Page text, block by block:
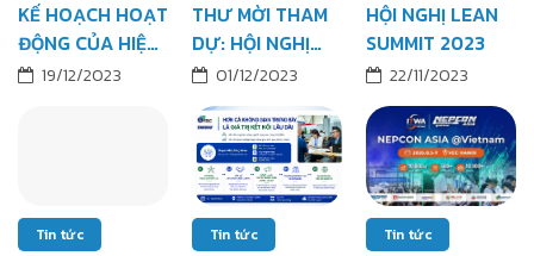
KẾ HOẠCH HOẠT
ĐỘNG CỦA HIỆP
HỘI CÔNG
19/12/2023
THƯ MỜI THAM
DỰ: HỘI NGHỊ
TỔNG KẾT HOẠT
ĐỘNG VASI NĂM
2023 & VASI CEO
SUMMIT LẦN 2
01/12/2023
HỘI NGHỊ LEAN
SUMMIT 2023
22/11/2023
Tin tức Tin tức Tin tức